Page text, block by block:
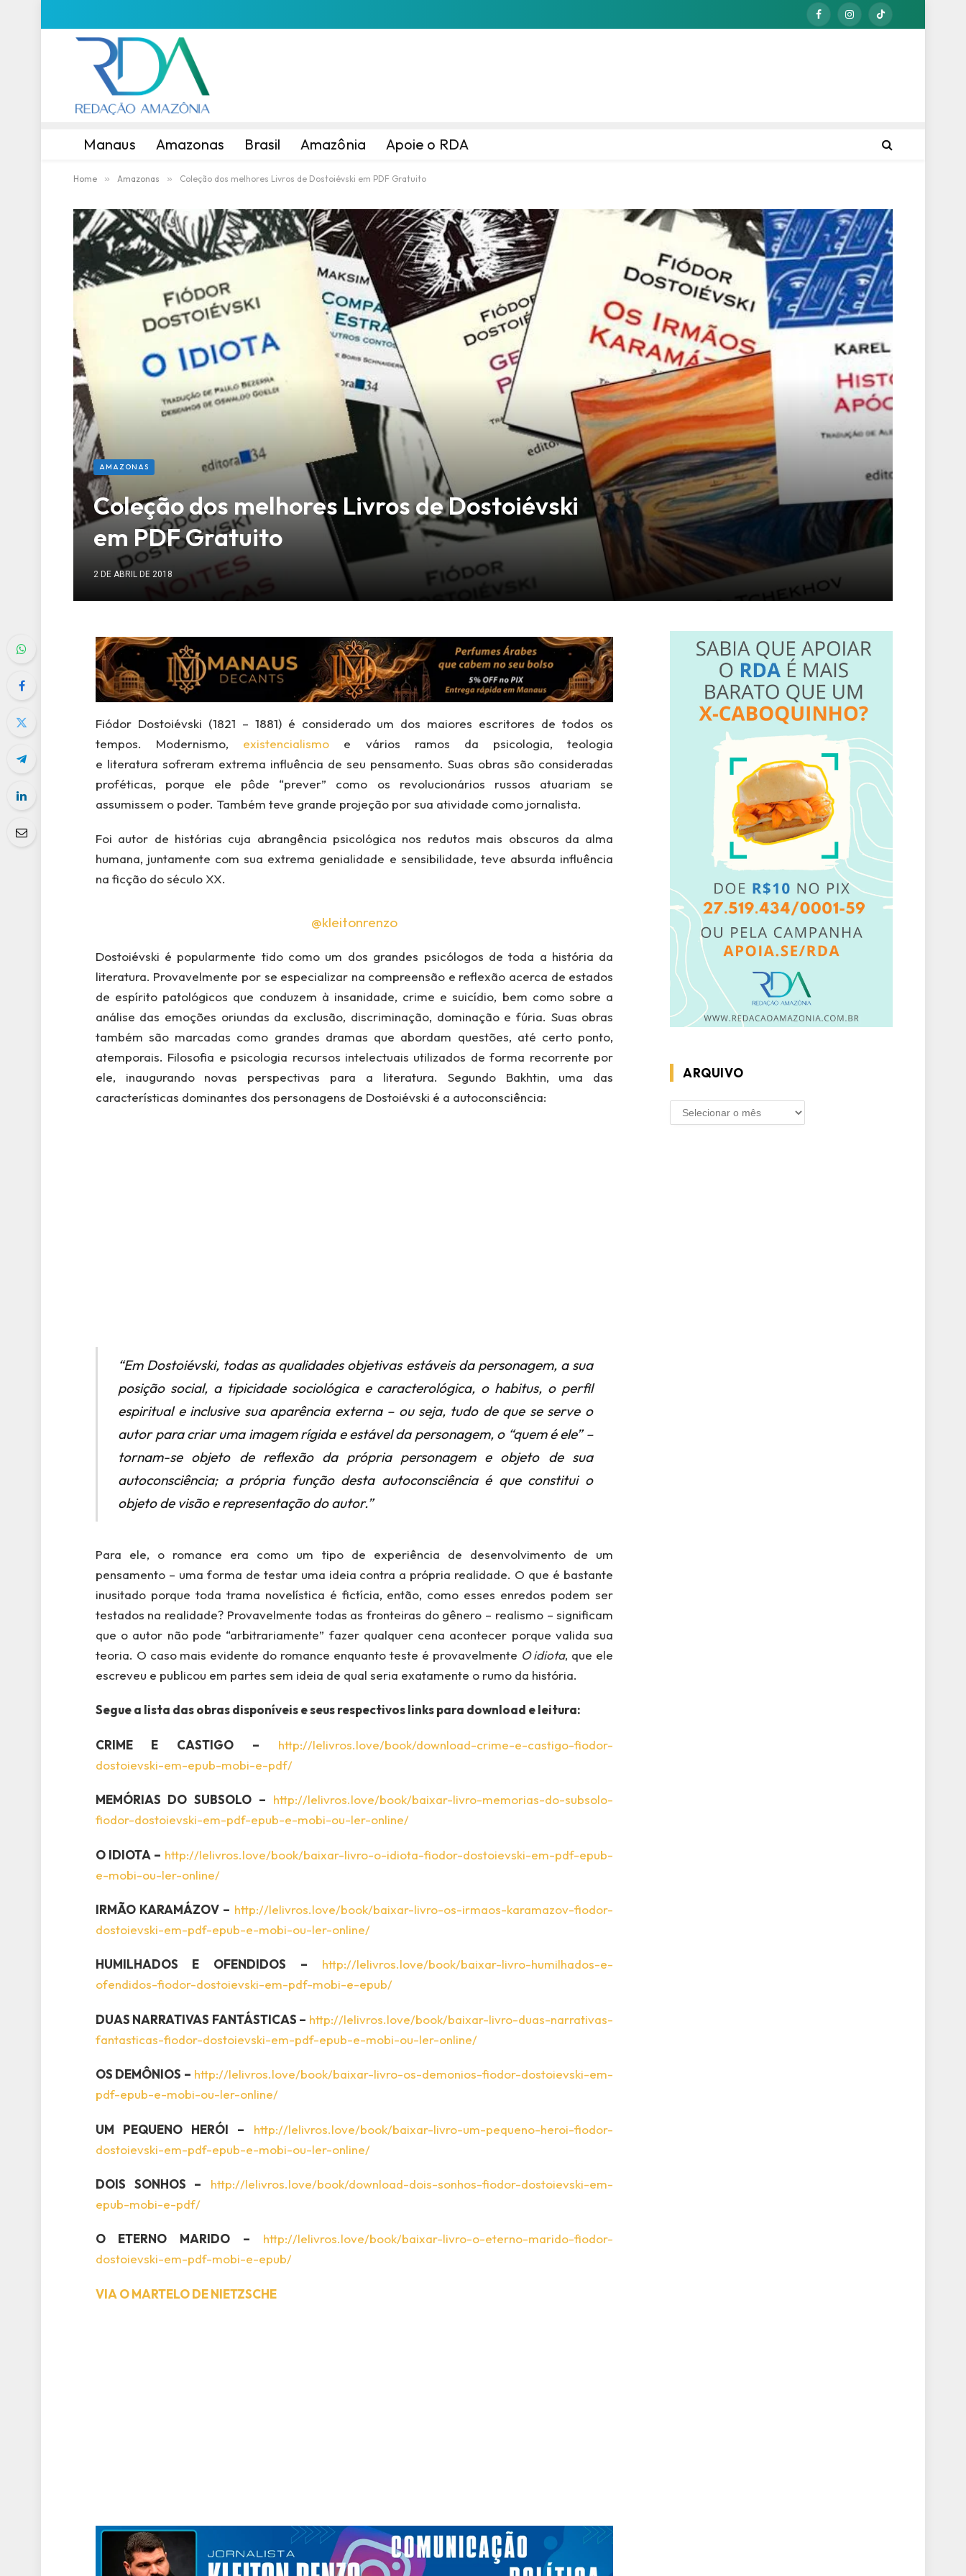
FacebookInstagramTikTok
Manaus Amazonas Brasil Amazônia Apoie o RDA
Home » Amazonas » Coleção dos melhores Livros de Dostoiévski em PDF Gratuito
AMAZONAS
Coleção dos melhores Livros de Dostoiévski
em PDF Gratuito
2 DE ABRIL DE 2018
Fiódor Dostoiévski (1821 – 1881) é considerado um dos maiores escritores de todos os
tempos. Modernismo, existencialismo e vários ramos da psicologia, teologia
e literatura sofreram extrema influência de seu pensamento. Suas obras são consideradas
proféticas, porque ele pôde “prever” como os revolucionários russos atuariam se
assumissem o poder. Também teve grande projeção por sua atividade como jornalista.
Foi autor de histórias cuja abrangência psicológica nos redutos mais obscuros da alma
humana, juntamente com sua extrema genialidade e sensibilidade, teve absurda influência
na ficção do século XX.
@kleitonrenzo
Dostoiévski é popularmente tido como um dos grandes psicólogos de toda a história da
literatura. Provavelmente por se especializar na compreensão e reflexão acerca de estados
de espírito patológicos que conduzem à insanidade, crime e suicídio, bem como sobre a
análise das emoções oriundas da exclusão, discriminação, dominação e fúria. Suas obras
também são marcadas como grandes dramas que abordam questões, até certo ponto,
atemporais. Filosofia e psicologia recursos intelectuais utilizados de forma recorrente por
ele, inaugurando novas perspectivas para a literatura. Segundo Bakhtin, uma das
características dominantes dos personagens de Dostoiévski é a autoconsciência:
“Em Dostoiévski, todas as qualidades objetivas estáveis da personagem, a sua
posição social, a tipicidade sociológica e caracterológica, o habitus, o perfil
espiritual e inclusive sua aparência externa – ou seja, tudo de que se serve o
autor para criar uma imagem rígida e estável da personagem, o “quem é ele” –
tornam-se objeto de reflexão da própria personagem e objeto de sua
autoconsciência; a própria função desta autoconsciência é que constitui o
objeto de visão e representação do autor.”
Para ele, o romance era como um tipo de experiência de desenvolvimento de um
pensamento – uma forma de testar uma ideia contra a própria realidade. O que é bastante
inusitado porque toda trama novelística é fictícia, então, como esses enredos podem ser
testados na realidade? Provavelmente todas as fronteiras do gênero – realismo – significam
que o autor não pode “arbitrariamente” fazer qualquer cena acontecer porque valida sua
teoria. O caso mais evidente do romance enquanto teste é provavelmente O idiota, que ele
escreveu e publicou em partes sem ideia de qual seria exatamente o rumo da história.
Segue a lista das obras disponíveis e seus respectivos links para download e leitura:
CRIME E CASTIGO –
http://lelivros.love/book/download-crime-e-castigo-fiodor-
dostoievski-em-epub-mobi-e-pdf/
MEMÓRIAS DO SUBSOLO – http://lelivros.love/book/baixar-livro-memorias-do-subsolo-
fiodor-dostoievski-em-pdf-epub-e-mobi-ou-ler-online/
O IDIOTA – http://lelivros.love/book/baixar-livro-o-idiota-fiodor-dostoievski-em-pdf-epub-
e-mobi-ou-ler-online/
IRMÃO KARAMÁZOV – http://lelivros.love/book/baixar-livro-os-irmaos-karamazov-fiodor-
dostoievski-em-pdf-epub-e-mobi-ou-ler-online/
HUMILHADOS E OFENDIDOS –
http://lelivros.love/book/baixar-livro-humilhados-e-
ofendidos-fiodor-dostoievski-em-pdf-mobi-e-epub/
DUAS NARRATIVAS FANTÁSTICAS – http://lelivros.love/book/baixar-livro-duas-narrativas-
fantasticas-fiodor-dostoievski-em-pdf-epub-e-mobi-ou-ler-online/
OS DEMÔNIOS – http://lelivros.love/book/baixar-livro-os-demonios-fiodor-dostoievski-em-
pdf-epub-e-mobi-ou-ler-online/
UM PEQUENO HERÓI –
http://lelivros.love/book/baixar-livro-um-pequeno-heroi-fiodor-
dostoievski-em-pdf-epub-e-mobi-ou-ler-online/
DOIS SONHOS –
http://lelivros.love/book/download-dois-sonhos-fiodor-dostoievski-em-
epub-mobi-e-pdf/
O ETERNO MARIDO –
http://lelivros.love/book/baixar-livro-o-eterno-marido-fiodor-
dostoievski-em-pdf-mobi-e-epub/
VIA O MARTELO DE NIETZSCHE
ARQUIVO
ARQUIVO